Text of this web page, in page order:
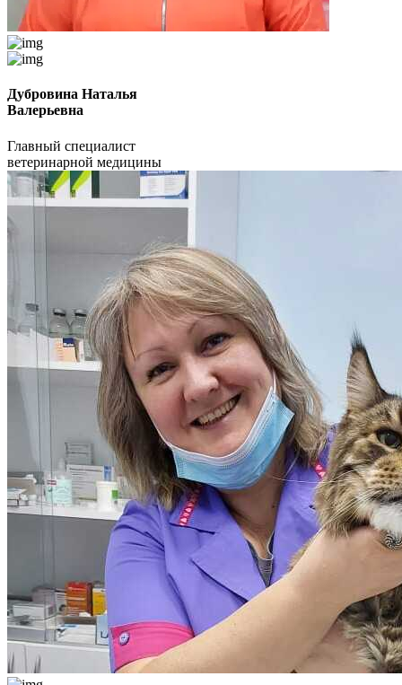
Дубровина Наталья
Валерьевна
Главный специалист
ветеринарной медицины